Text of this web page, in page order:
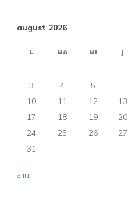
august 2026
L MA MI J
3
4 5
10
11 12 13
17
18 19 20
24
25 26 27
31
« iul.